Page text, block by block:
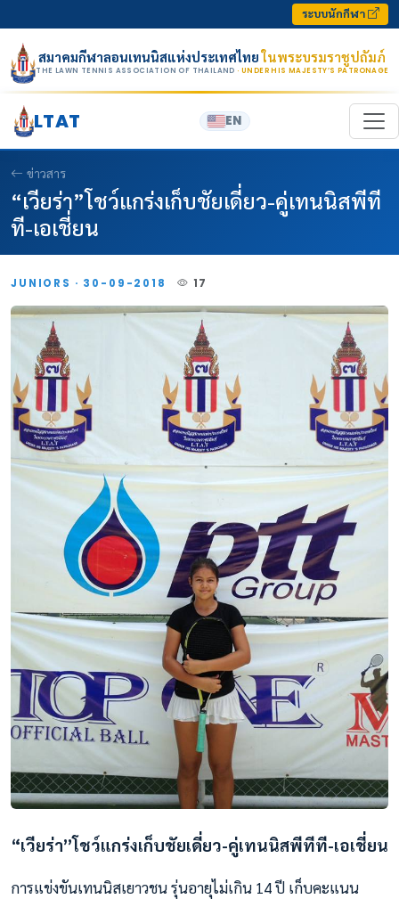
ระบบนักกีฬา
สมาคมกีฬาลอนเทนนิสแห่งประเทศไทยในพระบรมราชูปถัมภ์
THE LAWN TENNIS ASSOCIATION OF THAILAND · UNDER HIS MAJESTY’S PATRONAGE
LTAT EN
ข่าวสาร
“เวียร่า”โชว์แกร่งเก็บชัยเดี่ยว-คู่เทนนิสพีที
ที-เอเชี่ยน
JUNIORS · 30-09-2018 17
“เวียร่า”โชว์แกร่งเก็บชัยเดี่ยว-คู่เทนนิสพีทีที-เอเชี่ยน
การแข่งขันเทนนิสเยาวชน รุ่นอายุไม่เกิน 14 ปี เก็บคะแนน